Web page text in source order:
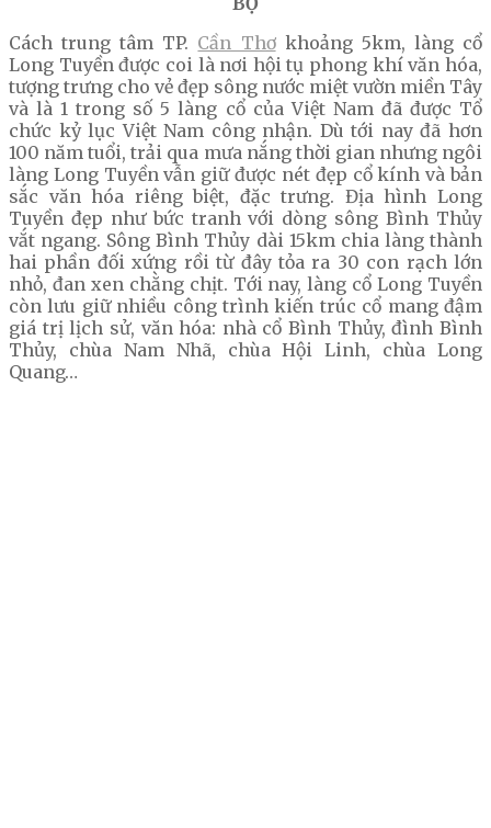
Cách trung tâm TP. Cần Thơkhoảng 5km, làng cổ
Long Tuyền được coi là nơi hội tụ phong khí văn hóa,
tượng trưng cho vẻ đẹp sông nước miệt vườn miền Tây
và là 1 trong số 5 làng cổ của Việt Nam đã được Tổ
chức kỷ lục Việt Nam công nhận. Dù tới nay đã hơn
100 năm tuổi, trải qua mưa nắng thời gian nhưng ngôi
làng Long Tuyền vẫn giữ được nét đẹp cổ kính và bản
sắc văn hóa riêng biệt, đặc trưng. Địa hình Long
Tuyền đẹp như bức tranh với dòng sông Bình Thủy
vắt ngang. Sông Bình Thủy dài 15km chia làng thành
hai phần đối xứng rồi từ đây tỏa ra 30 con rạch lớn
nhỏ, đan xen chằng chịt. Tới nay, làng cổ Long Tuyền
còn lưu giữ nhiều công trình kiến trúc cổ mang đậm
giá trị lịch sử, văn hóa: nhà cổ Bình Thủy, đình Bình
Thủy, chùa Nam Nhã, chùa Hội Linh, chùa Long
Quang…